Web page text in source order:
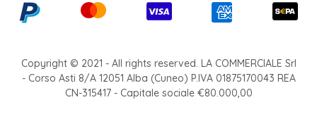
Copyright © 2021 - All rights reserved. LA COMMERCIALE Srl
- Corso Asti 8/A 12051 Alba (Cuneo) P.IVA 01875170043 REA
CN-315417 - Capitale sociale €80.000,00